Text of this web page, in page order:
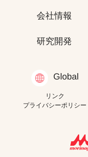
会社情報
研究開発
Global
リンク
プライバシーポリシー